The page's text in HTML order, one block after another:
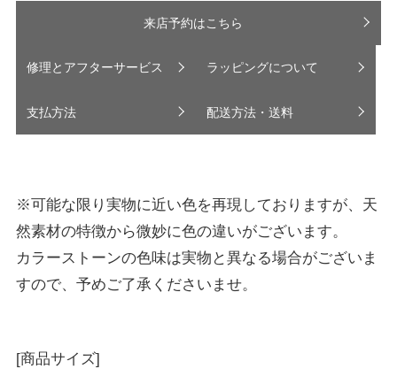
来店予約はこちら
修理とアフターサービス ラッピングについて
支払方法 配送方法・送料
※可能な限り実物に近い色を再現しておりますが、天
然素材の特徴から微妙に色の違いがございます。
カラーストーンの色味は実物と異なる場合がございま
すので、予めご了承くださいませ。
[商品サイズ]